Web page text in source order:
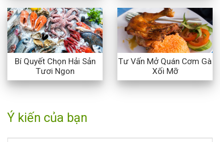
Bí Quyết Chọn Hải Sản
Tươi Ngon
Tư Vấn Mở Quán Cơm Gà
Xối Mỡ
Ý kiến của bạn